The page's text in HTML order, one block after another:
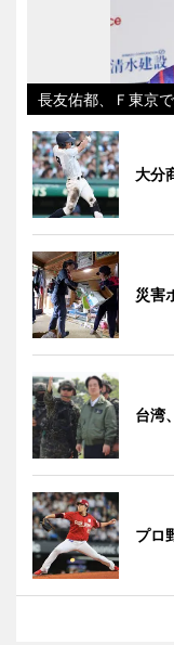
長友佑都、Ｆ東京
大分
災害
台湾
プロ